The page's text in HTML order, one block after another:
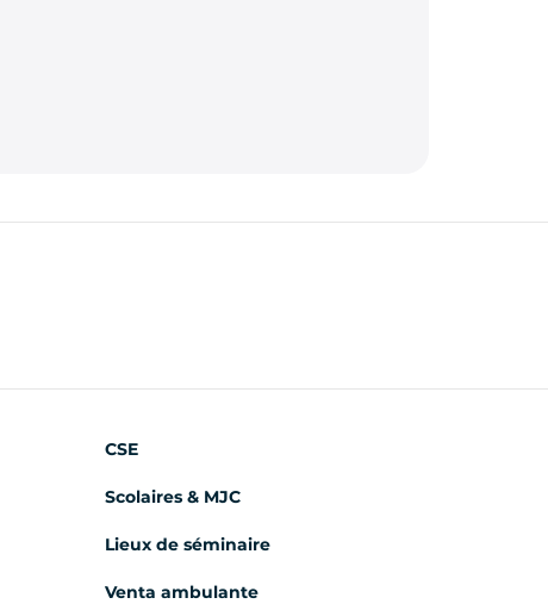
CSE
Scolaires & MJC
Lieux de séminaire
Venta ambulante